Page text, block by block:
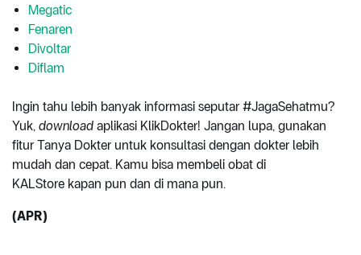
Megatic
Fenaren
Divoltar
Diflam
Ingin tahu lebih banyak informasi seputar #JagaSehatmu?
Yuk, download aplikasi KlikDokter! Jangan lupa, gunakan
fitur Tanya Dokter untuk konsultasi dengan dokter lebih
mudah dan cepat. Kamu bisa membeli obat di
KALStore kapan pun dan di mana pun.
(APR)